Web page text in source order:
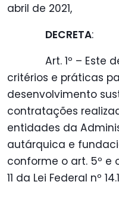
abril de 2021,
DECRETA:
Art. 1º – Este
critérios e práticas
desenvolvimento
contratações
entidades da
autárquica e
conforme o art. 5º e
11 da Lei Federal nº